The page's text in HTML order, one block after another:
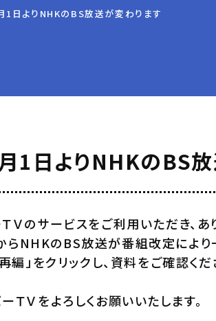
1日よりNHKのBS放送が変わります
1日よりNHKのBS放
Ｖのサービスをご利用いただき、あ
NHKのBS放送が番組改定により
編」をクリックし、資料をご確認くだ
ＴＶをよろしくお願いいたします。